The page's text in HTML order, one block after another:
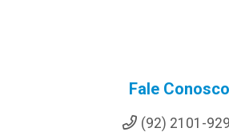
Fale Conosco
(92) 2101-